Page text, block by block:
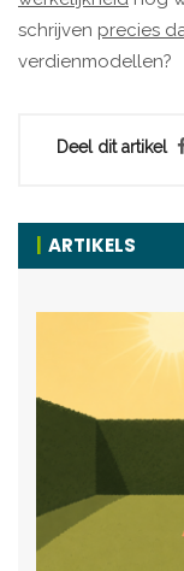
schrijven precies
verdienmodellen?
Deel dit artikel
ARTIKELS